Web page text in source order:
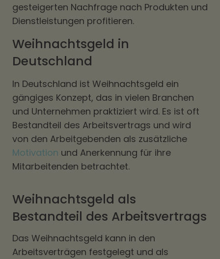
gesteigerten Nachfrage nach Produkten und
Dienstleistungen profitieren.
Weihnachtsgeld in
Deutschland
In Deutschland ist Weihnachtsgeld ein
gängiges Konzept, das in vielen Branchen
und Unternehmen praktiziert wird. Es ist oft
Bestandteil des Arbeitsvertrags und wird
von den Arbeitgebenden als zusätzliche
Motivation und Anerkennung für ihre
Mitarbeitenden betrachtet.
Weihnachtsgeld als
Bestandteil des Arbeitsvertrags
Das Weihnachtsgeld kann in den
Arbeitsverträgen festgelegt und als